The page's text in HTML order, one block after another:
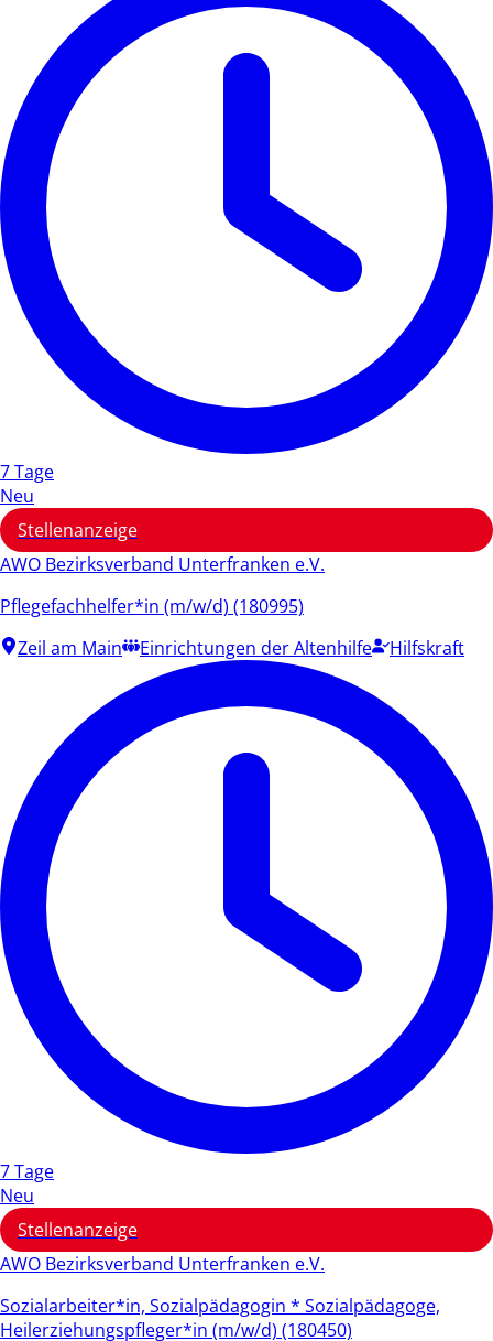
7 Tage
Neu
Stellenanzeige
AWO Bezirksverband Unterfranken e.V.
Pflegefachhelfer*in (m/w/d) (180995)
Zeil am Main
Einrichtungen der Altenhilfe Hilfskraft
7 Tage
Neu
Stellenanzeige
AWO Bezirksverband Unterfranken e.V.
Sozialarbeiter*in, Sozialpädagogin * Sozialpädagoge,
Heilerziehungspfleger*in (m/w/d) (180450)